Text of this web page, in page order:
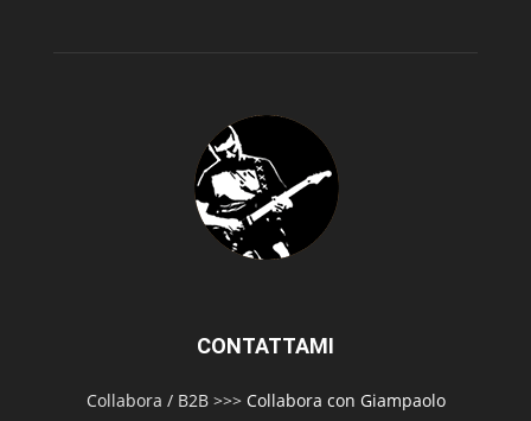
CONTATTAMI
Collabora / B2B >>> Collabora con Giampaolo